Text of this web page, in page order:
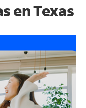
enTexas